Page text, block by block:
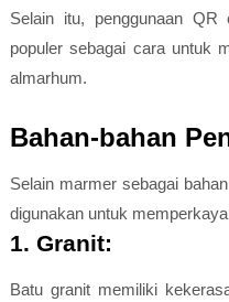
Selain itu, penggunaan
populer sebagai cara untuk
almarhum.
Bahan-bahan
Selain marmer sebagai
digunakan untuk
1. Granit:
Batu granit memiliki